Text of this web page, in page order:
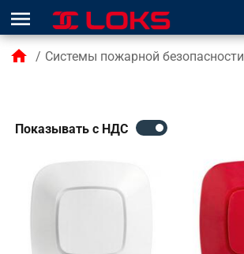
menu
home / Системы пожарной безопасности
Показывать с НДС